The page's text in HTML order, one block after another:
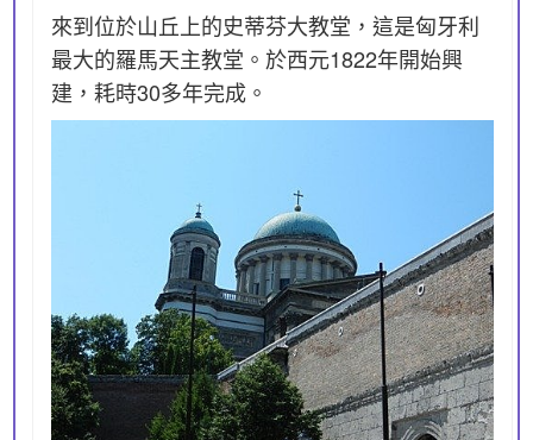
來到位於山丘上的史蒂芬大教堂，這是匈牙利
最大的羅馬天主教堂。於西元1822年開始興
建，耗時30多年完成。